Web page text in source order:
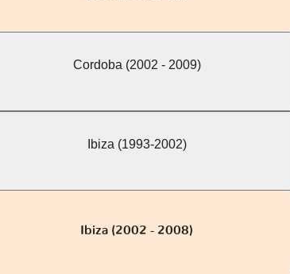
Cordoba (2002 - 2009)
Ibiza (1993-2002)
Ibiza (2002 - 2008)